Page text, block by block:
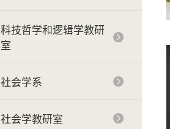
科技哲学和逻辑学教研
室
社会学系
社会学教研室